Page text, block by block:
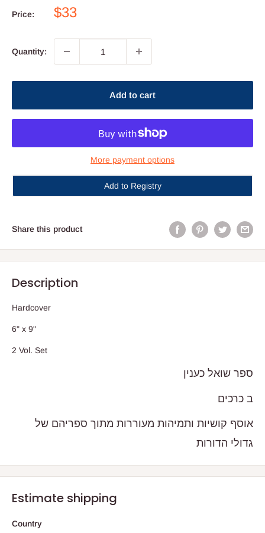
Price:
Sale
$33
Quantity:
Add to cart
More payment options
Add to Registry
Share this product
Description
Hardcover
6" x 9"
2 Vol. Set
ספר שואל כענין
ב כרכים
אוסף קושיות ותמיהות מעוררות מתוך ספריהם של
גדולי הדורות
Estimate shipping
Country